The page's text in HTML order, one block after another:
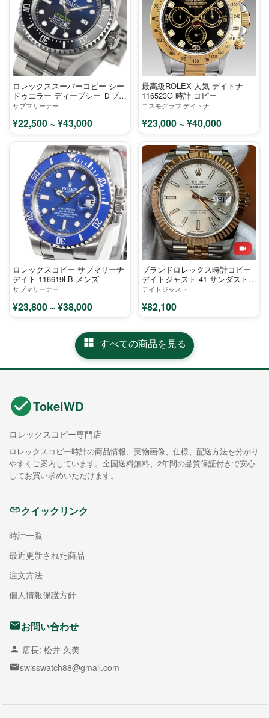
ロレックススーパーコピー シー
ドゥエラー ディープシー Ｄブル
ー SEA 116660 D-blue ウォッチ
サブマリーナー
¥22,500 ~ ¥43,000
最高級ROLEX 人気 デイトナ
116523G 時計 コピー
コスモグラフ デイトナ
¥23,000 ~ ¥40,000
ロレックスコピー サブマリーナ
デイト 116619LB メンズ
サブマリーナー
¥23,800 ~ ¥38,000
ブランドロレックス時計コピー
デイトジャスト 41 サンダスト
126331-1
デイトジャスト
¥82,100
すべての商品を見る
TokeiWD
ロレックスコピー専門店
ロレックスコピー時計の商品情報、実物画像、仕様、配送方法を分かり
やすくご案内しています。全国送料無料、2年間の品質保証付きで安心
してお買い求めいただけます。
クイックリンク
時計一覧
最近更新された商品
注文方法
個人情報保護方針
お問い合わせ
店長: 松井 久美
swisswatch88@gmail.com